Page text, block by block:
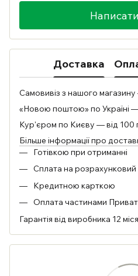
Доставка
Самовивіз з нашого
«Новою поштою» по Україні —
Кур'єром по Києву — від 100
Більше інформації про
Готівкою при отриманні
Сплата на
Кредитною карткою
Оплата частинами
Гарантія від виробника 12